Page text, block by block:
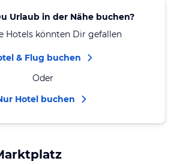
Urlaub in der Nähe buchen?
Hotels könnten Dir gefallen
& Flug buchen
Oder
Hotel buchen